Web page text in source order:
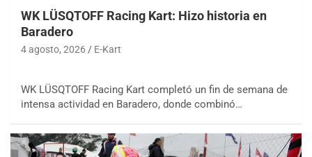
WK LÜSQTOFF Racing Kart: Hizo historia en
Baradero
4 agosto, 2026 E-Kart
WK LÜSQTOFF Racing Kart completó un fin de semana de
intensa actividad en Baradero, donde combinó…